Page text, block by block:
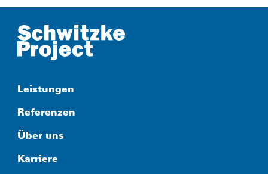
Leistungen
Referenzen
Über uns
Karriere